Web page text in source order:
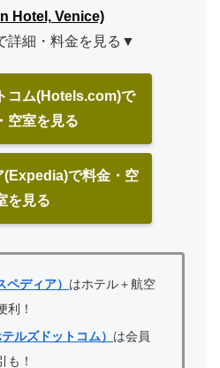
Hotel, Venice)
詳細・料金を見る▼
コム(Hotels.com)で
空室を見る
(Expedia)で料金・空
を見る
ディア） はホテル＋航空
利！
ルズドットコム） は会員
も！